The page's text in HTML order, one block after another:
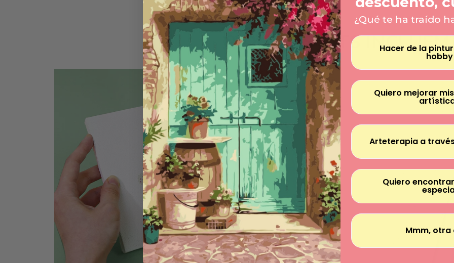
O QUE OS KITS
¿Qué te ha traído
Hacer de la
hobby
Quiero mejorar
Arteterapia a
Quiero
Mmm, otra